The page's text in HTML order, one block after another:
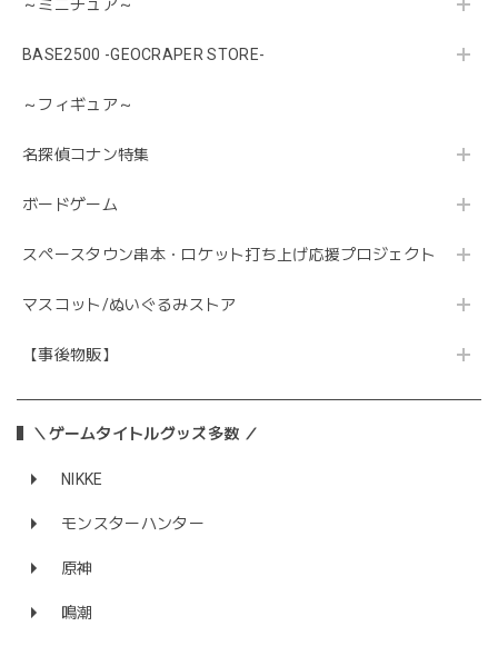
～ミニチュア～
BASE2500 -GEOCRAPER STORE-
～フィギュア～
名探偵コナン特集
ボードゲーム
スペースタウン串本・ロケット打ち上げ応援プロジェクト
マスコット/ぬいぐるみストア
【事後物販】
＼ゲームタイトルグッズ多数 ／
NIKKE
モンスターハンター
原神
鳴潮